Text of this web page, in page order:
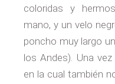
coloridas y
mano, y un velo
poncho muy largo
los Andes). Una
en la cual también